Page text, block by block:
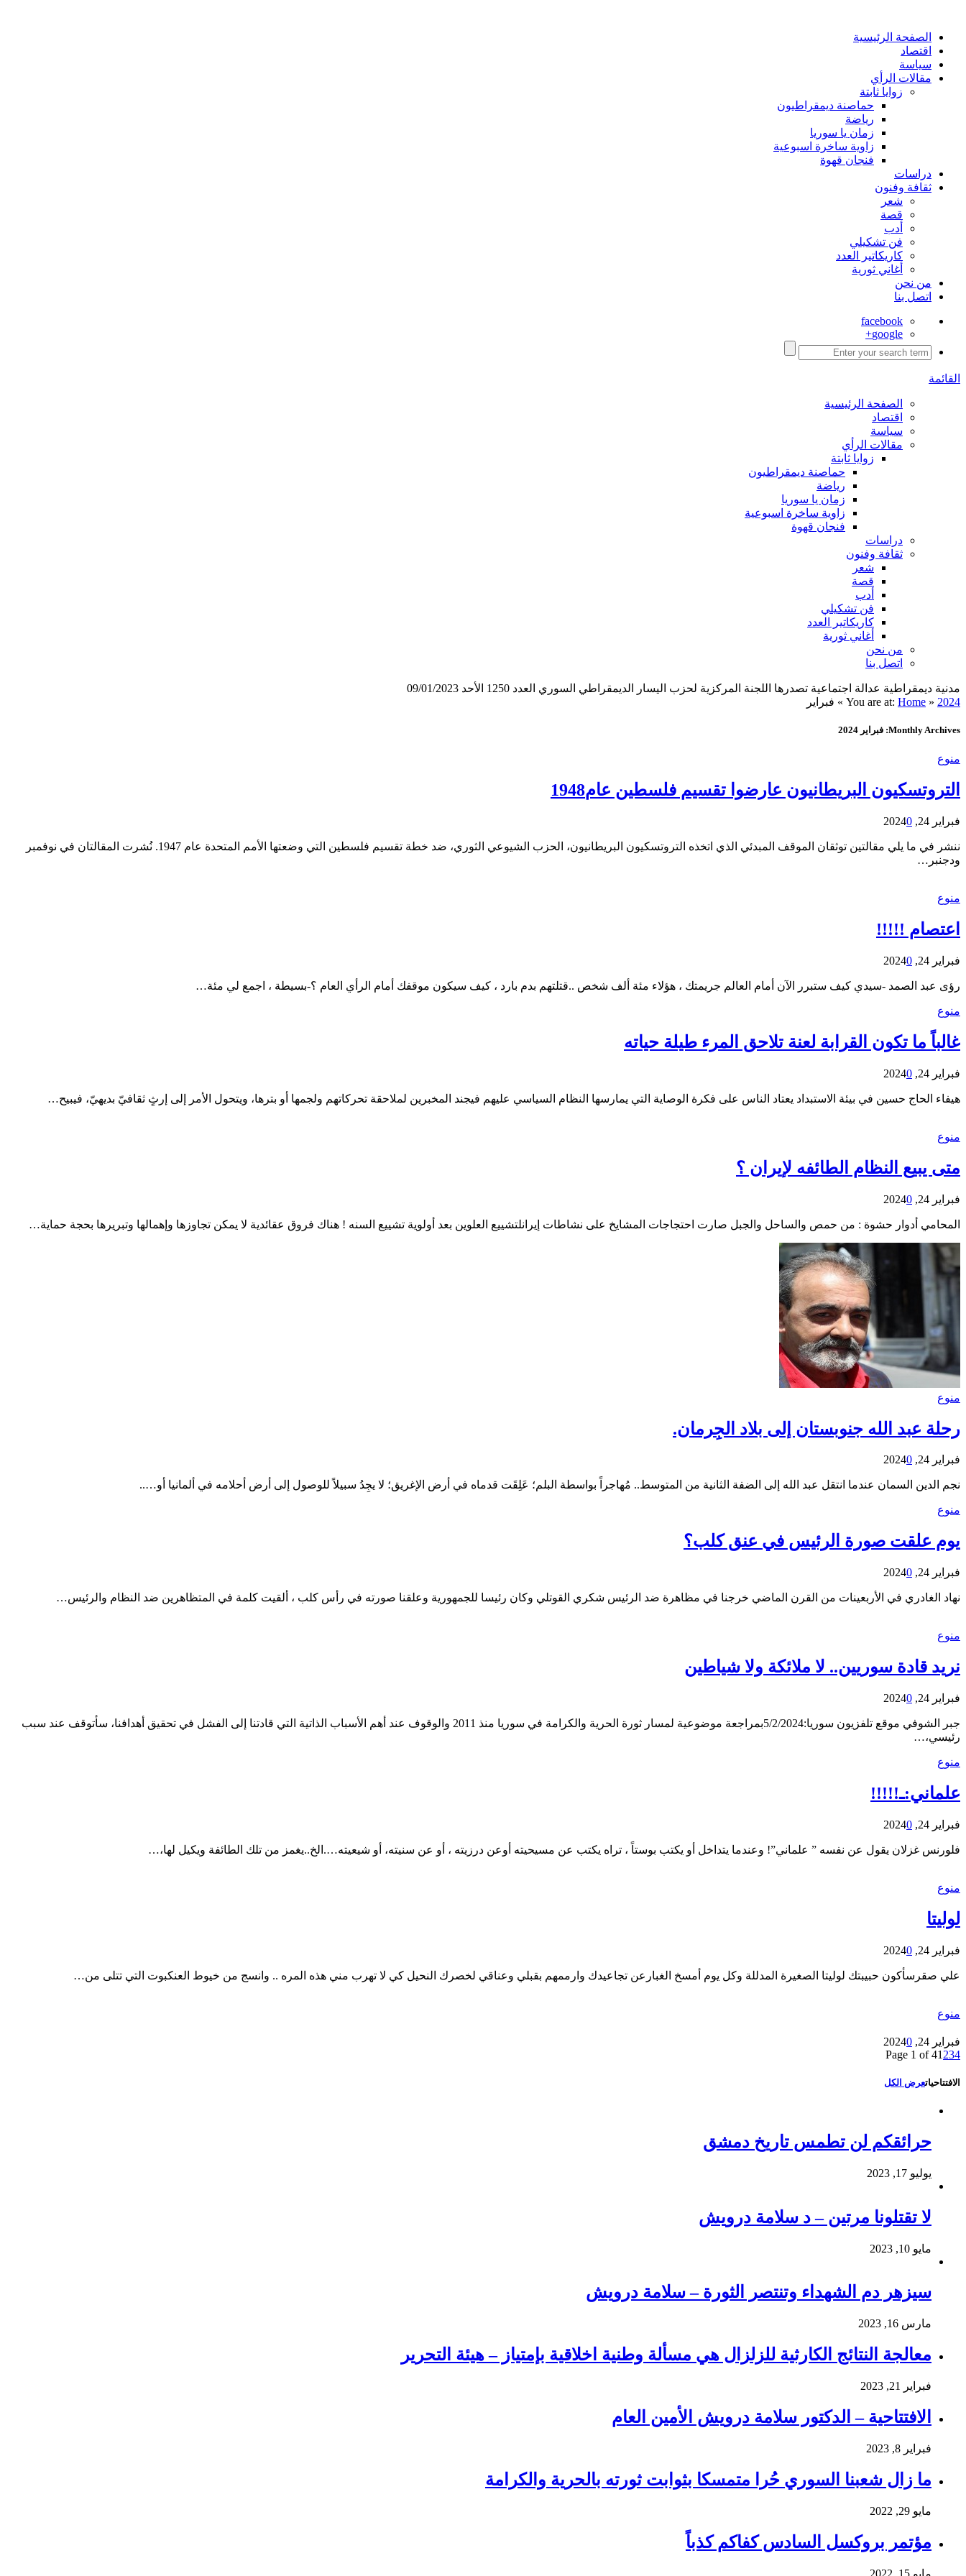
الصفحة الرئيسية
اقتصاد
سياسة
مقالات الرأي
زوايا ثابتة
حماصنة ديمقراطيون
رياضة
زمان يا سوريا
زاوية ساخرة اسبوعية
فنجان قهوة
دراسات
ثقافة وفنون
شعر
قصة
أدب
فن تشكيلي
كاريكاتير العدد
أغاني ثورية
من نحن
اتصل بنا
facebook
google+
القائمة
الصفحة الرئيسية
اقتصاد
سياسة
مقالات الرأي
زوايا ثابتة
حماصنة ديمقراطيون
رياضة
زمان يا سوريا
زاوية ساخرة اسبوعية
فنجان قهوة
دراسات
ثقافة وفنون
شعر
قصة
أدب
فن تشكيلي
كاريكاتير العدد
أغاني ثورية
من نحن
اتصل بنا
مدنية ديمقراطية عدالة اجتماعية تصدرها اللجنة المركزية لحزب اليسار الديمقراطي السوري العدد 1250 الأحد 09/01/2023
You are at: Home » 2024
» فبراير
Monthly Archives: فبراير 2024
منوع
التروتسكيون البريطانيون عارضوا تقسيم فلسطين عام1948
فبراير 24, 2024 0
ننشر في ما يلي مقالتين توثقان الموقف المبدئي الذي اتخذه التروتسكيون البريطانيون، الحزب الشيوعي الثوري، ضد خطة تقسيم فلسطين التي وضعتها الأمم المتحدة عام 1947. نُشرت المقالتان في نوفمبر
ودجنبر…
منوع
اعتصام !!!!!
فبراير 24, 2024 0
رؤى عبد الصمد -سيدي كيف ستبرر الآن أمام العالم جريمتك ، هؤلاء مئة ألف شخص ..قتلتهم بدم بارد ، كيف سيكون موقفك أمام الرأي العام ؟-بسيطة ، اجمع لي مئة…
منوع
غالباً ما تكون القرابة لعنة تلاحق المرء طيلة حياته
فبراير 24, 2024 0
هيفاء الحاج حسين في بيئة الاستبداد يعتاد الناس على فكرة الوصاية التي يمارسها النظام السياسي عليهم فيجند المخبرين لملاحقة تحركاتهم ولجمها أو بترها، ويتحول الأمر إلى إرثٍ ثقافيّ بديهيّ، فيبيح…
منوع
متى يبيع النظام الطائفه لإيران ؟
فبراير 24, 2024 0
المحامي أدوار حشوة : من حمص والساحل والجبل صارت احتجاجات المشايخ على نشاطات إيرانلتشييع العلوين بعد أولوية تشييع السنه ! هناك فروق عقائدية لا يمكن تجاوزها وإهمالها وتبريرها بحجة حماية…
منوع
رحلة عبد الله جنوبستان إلى بلاد الجِرمان.
فبراير 24, 2024 0
نجم الدين السمان عندما انتقل عبد الله إلى الضفة الثانية من المتوسط.. مُهاجراً بواسطة البلم؛ عَلِقَت قدماه في أرض الإغريق؛ لا يجِدُ سبيلاً للوصول إلى أرض أحلامه في ألمانيا أو…..
منوع
يوم علقت صورة الرئيس في عنق كلب؟
فبراير 24, 2024 0
نهاد الغادري في الأربعينات من القرن الماضي خرجنا في مظاهرة ضد الرئيس شكري القوتلي وكان رئيسا للجمهورية وعلقنا صورته في رأس كلب ، ألقيت كلمة في المتظاهرين ضد النظام والرئيس…
منوع
نريد قادة سوريين.. لا ملائكة ولا شياطين
فبراير 24, 2024 0
جبر الشوفي موقع تلفزيون سوريا:5/2/2024بمراجعة موضوعية لمسار ثورة الحرية والكرامة في سوريا منذ 2011 والوقوف عند أهم الأسباب الذاتية التي قادتنا إلى الفشل في تحقيق أهدافنا، سأتوقف عند سبب
رئيسي،…
منوع
علماني:ـ!!!!!
فبراير 24, 2024 0
فلورنس غزلان يقول عن نفسه ” علماني”! وعندما يتداخل أو يكتب بوستاً ، تراه يكتب عن مسيحيته أوعن درزيته ، أو عن سنيته، أو شيعيته….الخ..يغمز من تلك الطائفة ويكيل لها،…
منوع
لوليتا
فبراير 24, 2024 0
علي صقرسأكون حبيبتك لوليتا الصغيرة المدللة وكل يوم أمسخ الغبارعن تجاعيدك وارممهم بقبلي وعناقي لخصرك النحيل كي لا تهرب مني هذه المره .. وانسج من خيوط العنكبوت التي تتلى من…
منوع
فبراير 24, 2024
0
Page 1 of 41 234
الافتتاحياتعرض الكل
حرائقكم لن تطمس تاريخ دمشق
يوليو 17, 2023
لا تقتلونا مرتين – د سلامة درويش
مايو 10, 2023
سيزهر دم الشهداء وتنتصر الثورة – سلامة درويش
مارس 16, 2023
معالجة النتائج الكارثية للزلزال هي مسألة وطنية اخلاقية بإمتياز – هيئة التحرير
فبراير 21, 2023
الافتتاحية – الدكتور سلامة درويش الأمين العام
فبراير 8, 2023
ما زال شعبنا السوري حُرا متمسكا بثوابت ثورته بالحرية والكرامة
مايو 29, 2022
مؤتمر بروكسل السادس كفاكم كذباً
مايو 15, 2022